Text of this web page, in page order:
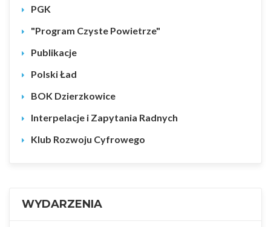
PGK
"Program Czyste Powietrze"
Publikacje
Polski Ład
BOK Dzierzkowice
Interpelacje i Zapytania Radnych
Klub Rozwoju Cyfrowego
WYDARZENIA